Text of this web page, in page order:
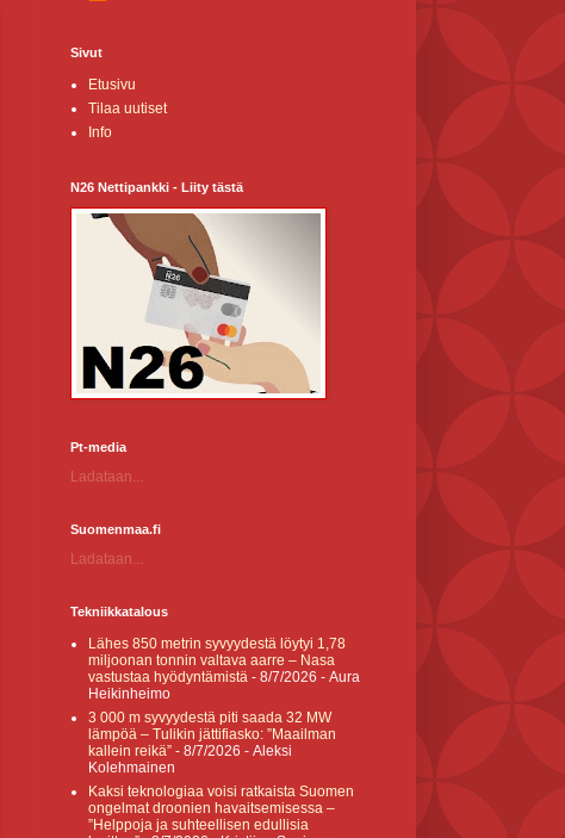
Sivut
Etusivu
Tilaa uutiset
Info
N26 Nettipankki - Liity tästä
Pt-media
Ladataan...
Suomenmaa.fi
Ladataan...
Tekniikkatalous
Lähes 850 metrin syvyydestä löytyi 1,78
miljoonan tonnin valtava aarre – Nasa
vastustaa hyödyntämistä - 8/7/2026 - Aura
Heikinheimo
3 000 m syvyydestä piti saada 32 MW
lämpöä – Tulikin jättifiasko: ”Maailman
kallein reikä” - 8/7/2026 - Aleksi
Kolehmainen
Kaksi teknologiaa voisi ratkaista Suomen
ongelmat droonien havaitsemisessa –
”Helppoja ja suhteellisen edullisia